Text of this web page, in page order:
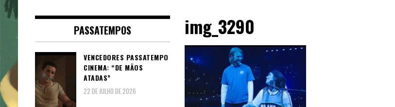
img_3290
PASSATEMPOS
VENCEDORES PASSATEMPO
CINEMA: “DE MÃOS
ATADAS”
22 DE JULHO DE 2026